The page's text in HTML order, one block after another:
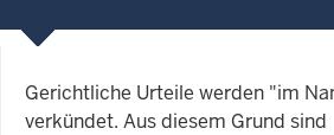
Gerichtliche Urteile werden "im
verkündet. Aus diesem Grund sind